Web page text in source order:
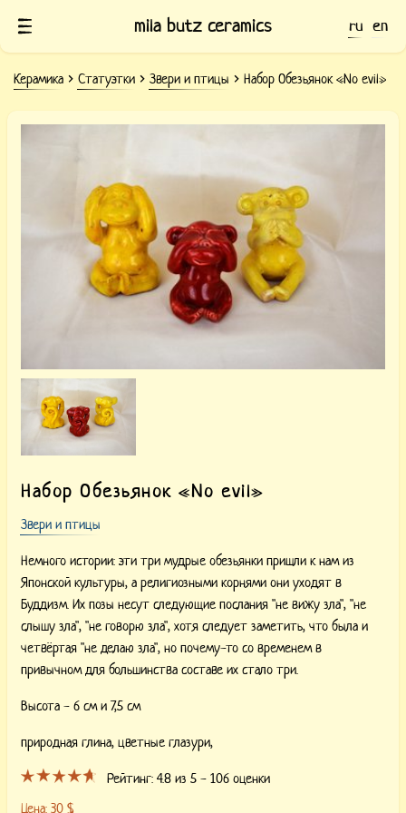
mila butz ceramics ru en
Керамика Статуэтки Звери и птицы Набор Обезьянок «No evil»
Набор Обезьянок «No evil»
Звери и птицы
Немного истории: эти три мудрые обезьянки пришли к нам из
Японской культуры, а религиозными корнями они уходят в
Буддизм. Их позы несут следующие послания "не вижу зла", "не
слышу зла", "не говорю зла", хотя следует заметить, что была и
четвёртая "не делаю зла", но почему-то со временем в
привычном для большинства составе их стало три.
Высота - 6 см и 7,5 см
природная глина, цветные глазури,
Рейтинг:4.8 из 5 -106 оценки
Цена: 30 $